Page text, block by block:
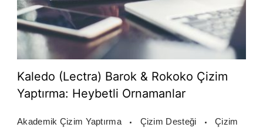
Kaledo (Lectra) Barok & Rokoko Çizim
Yaptırma: Heybetli Ornamanlar
Akademik Çizim Yaptırma Çizim Desteği Çizim